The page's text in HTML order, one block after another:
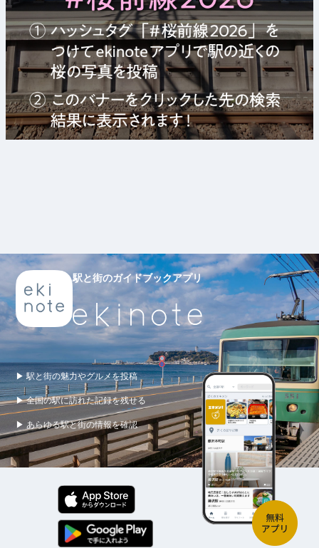
駅と街のガイドブックアプリ
▶ 駅と街の魅力やグルメを投稿
▶ 全国の駅に訪れた記録を残せる
▶ あらゆる駅と街の情報を確認